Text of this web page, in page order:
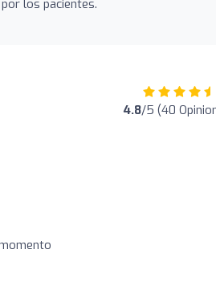
los pacientes.
4.8/5 (40